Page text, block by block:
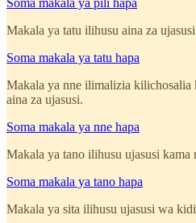
Makala ya tatu ilihusu aina za ujasusi
Soma makala ya tatu hapa
Makala ya nne ilimalizia kilichosalia
aina za ujasusi.
Soma makala ya nne hapa
Makala ya tano ilihusu ujasusi kama
Soma makala ya tano hapa
Makala ya sita ilihusu ujasusi wa